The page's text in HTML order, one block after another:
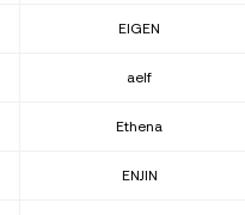
EIGEN
aelf
Ethena
ENJIN